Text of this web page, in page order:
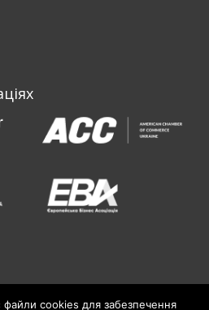
файли cookies для забезпечення